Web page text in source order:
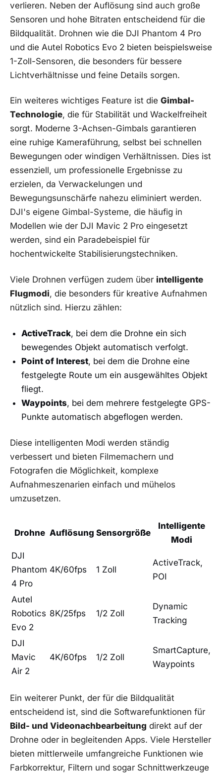
verlieren. Neben der Auflösung ⁣sind auch große
Sensoren und hohe ⁢Bitraten entscheidend für die ​
Bildqualität. Drohnen wie die DJI Phantom 4 Pro
und die Autel Robotics Evo 2 ‌bieten beispielsweise
1-Zoll-Sensoren, die‍ besonders für bessere
Lichtverhältnisse und feine ‍Details sorgen.
Ein weiteres wichtiges Feature ist die Gimbal-
Technologie, die für Stabilität und Wackelfreiheit
sorgt.‍ Moderne 3-Achsen-Gimbals garantieren
eine ruhige Kameraführung,⁣ selbst⁢ bei schnellen
Bewegungen oder windigen Verhältnissen. Dies⁢ ist
essenziell, um ‌professionelle Ergebnisse ‌zu
erzielen, da Verwackelungen und‍
Bewegungsunschärfe nahezu⁣ eliminiert werden.
DJI's eigene Gimbal-Systeme, die häufig ​in
Modellen wie der​ DJI Mavic 2 Pro eingesetzt
werden, sind ⁤ein Paradebeispiel für
hochentwickelte Stabilisierungstechniken.
Viele Drohnen verfügen ​zudem über intelligente
Flugmodi, die besonders für kreative Aufnahmen
nützlich sind. Hierzu zählen:
ActiveTrack, bei ​dem die Drohne ein sich
bewegendes Objekt automatisch verfolgt.
Point of ‍Interest, bei dem ⁤die Drohne eine
festgelegte Route um ein⁢ ausgewähltes Objekt
fliegt.
Waypoints, bei dem‍ mehrere festgelegte GPS-
Punkte automatisch abgeflogen werden.
Diese intelligenten Modi werden ständig
verbessert und ‍bieten Filmemachern und
Fotografen die⁤ Möglichkeit, komplexe​
Aufnahmeszenarien einfach ‌und mühelos
umzusetzen.
Drohne Auflösung Sensorgröße
Intelligente
Modi
DJI
Phantom
4 Pro
4K/60fps 1 Zoll
ActiveTrack,
‍POI
Autel
Robotics
​Evo 2
8K/25fps 1/2 Zoll
Dynamic
Tracking
DJI
Mavic‍
Air 2
4K/60fps 1/2 Zoll
SmartCapture,
Waypoints
Ein weiterer Punkt, der für die ⁣Bildqualität
entscheidend ist, sind die Softwarefunktionen für
Bild- und Videonachbearbeitung direkt ⁤auf der
Drohne​ oder in begleitenden‍ Apps. Viele Hersteller
bieten mittlerweile umfangreiche Funktionen ‌wie
⁣Farbkorrektur, Filtern und sogar Schnittwerkzeuge